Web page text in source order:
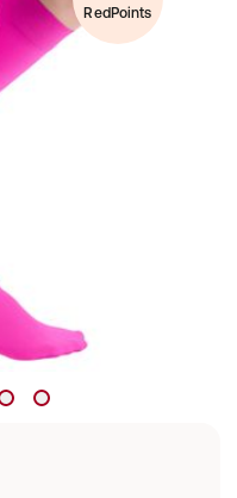
RedPoints